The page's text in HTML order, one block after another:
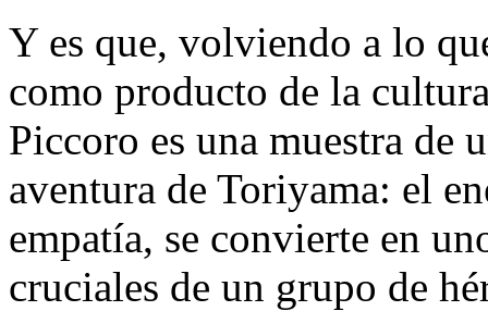
Y es que, volviendo a lo
como producto de la
Piccoro es una muestra de
aventura de Toriyama: el
empatía, se convierte en
cruciales de un grupo de